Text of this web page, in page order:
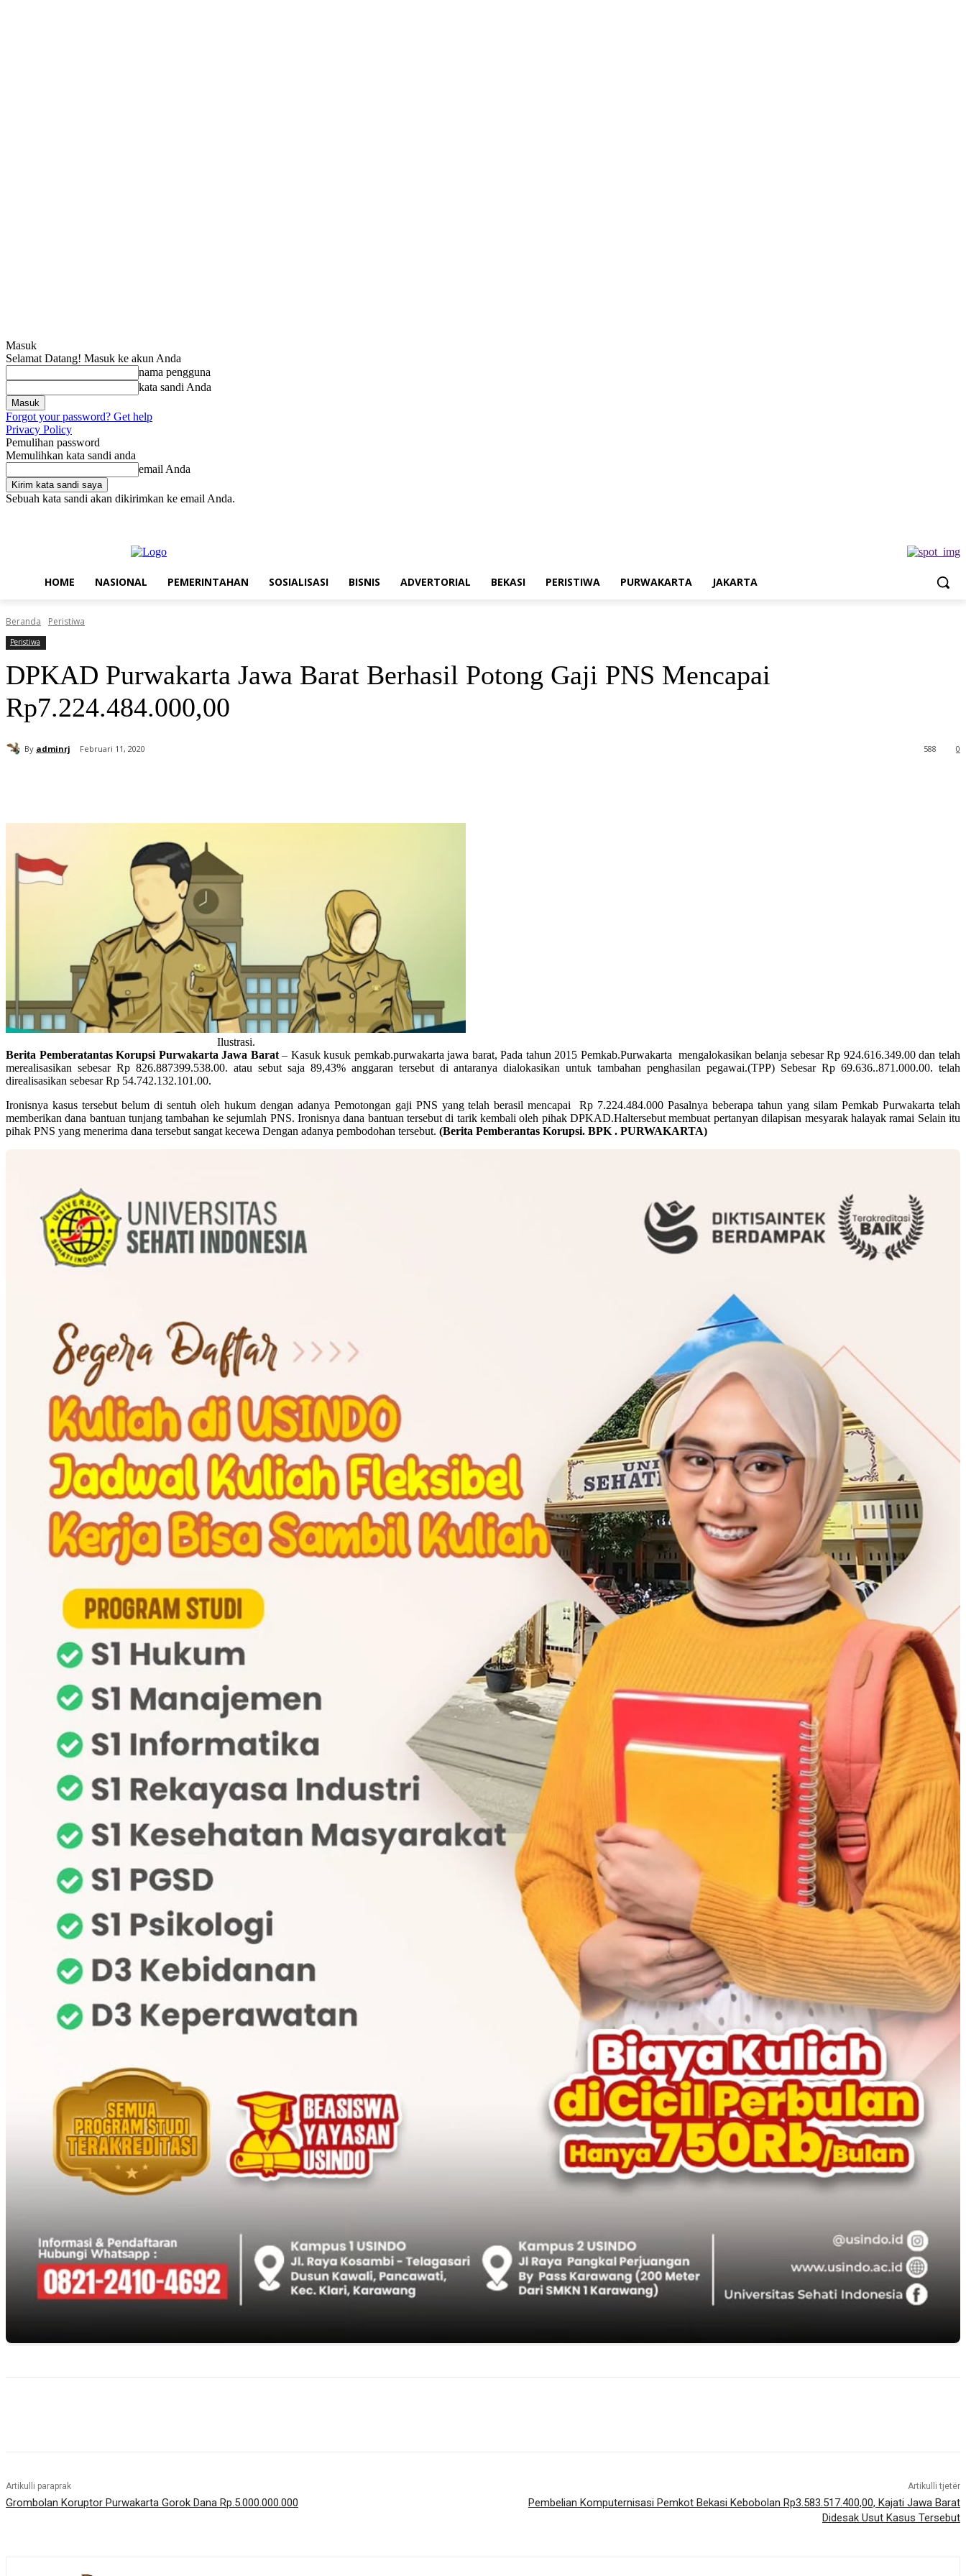
Masuk
Selamat Datang! Masuk ke akun Anda
nama pengguna
kata sandi Anda
Forgot your password? Get help
Privacy Policy
Pemulihan password
Memulihkan kata sandi anda
email Anda
Sebuah kata sandi akan dikirimkan ke email Anda.
HOME NASIONAL PEMERINTAHAN SOSIALISASI BISNIS ADVERTORIAL BEKASI PERISTIWA PURWAKARTA JAKARTA
Beranda Peristiwa
Peristiwa
DPKAD Purwakarta Jawa Barat Berhasil Potong Gaji PNS Mencapai
Rp7.224.484.000,00
By adminrj Februari 11, 2020 0
588
Ilustrasi.
Berita Pemberatantas Korupsi Purwakarta Jawa Barat– Kasuk kusuk pemkab.purwakarta jawa barat, Pada tahun 2015 Pemkab.Purwakarta mengalokasikan belanja sebesar Rp 924.616.349.00 dan telah
merealisasikan sebesar Rp 826.887399.538.00. atau sebut saja 89,43% anggaran tersebut di antaranya dialokasikan untuk tambahan penghasilan pegawai.(TPP) Sebesar Rp 69.636..871.000.00. telah
direalisasikan sebesar Rp 54.742.132.101.00.
Ironisnya kasus tersebut belum di sentuh oleh hukum dengan adanya Pemotongan gaji PNS yang telah berasil mencapai Rp 7.224.484.000 Pasalnya beberapa tahun yang silam Pemkab Purwakarta telah
memberikan dana bantuan tunjang tambahan ke sejumlah PNS. Ironisnya dana bantuan tersebut di tarik kembali oleh pihak DPKAD.Haltersebut membuat pertanyan dilapisan mesyarak halayak ramai Selain itu
pihak PNS yang menerima dana tersebut sangat kecewa Dengan adanya pembodohan tersebut. (Berita Pemberantas Korupsi. BPK . PURWAKARTA)
Artikulli paraprak
Grombolan Koruptor Purwakarta Gorok Dana Rp.5.000.000.000
Artikulli tjetër
Pembelian Komputernisasi Pemkot Bekasi Kebobolan Rp3.583.517.400,00, Kajati Jawa Barat
Didesak Usut Kasus Tersebut